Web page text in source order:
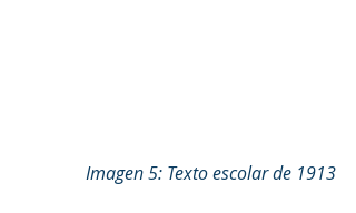
Imagen 5: Texto escolar de 1913